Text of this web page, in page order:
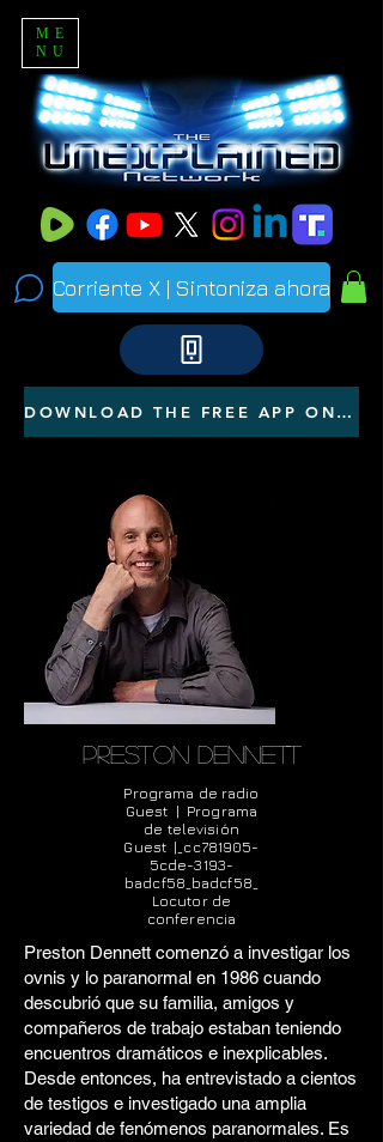
ME
NU
Corriente X | Sintoniza ahora
DOWNLOAD THE FREE APP ON YOUR PHONE
preston dennett
Programa de radio
Guest | Programa
de televisión
Guest |_cc781905-
5cde-3193-
badcf58_badcf58_
Locutor de
conferencia
Preston Dennett comenzó a investigar los
ovnis y lo paranormal en 1986 cuando
descubrió que su familia, amigos y
compañeros de trabajo estaban teniendo
encuentros dramáticos e inexplicables.
Desde entonces, ha entrevistado a cientos
de testigos e investigado una amplia
variedad de fenómenos paranormales. Es